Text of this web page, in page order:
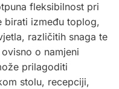
fleksibilnost pri
birati između toplog,
različitih snaga te
o namjeni
prilagoditi
stolu, recepciji,